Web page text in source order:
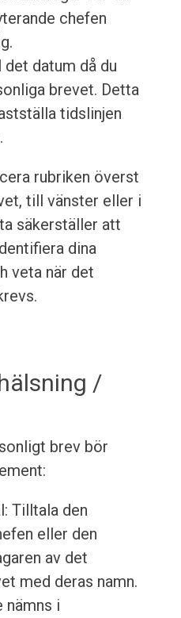
chefen
det datum då du
brevet. Detta
tidslinjen
rubriken överst
till vänster eller i
säkerställer att
dina
veta när det
/
brev bör
Tilltala den
eller den
av det
med deras namn.
nämns i